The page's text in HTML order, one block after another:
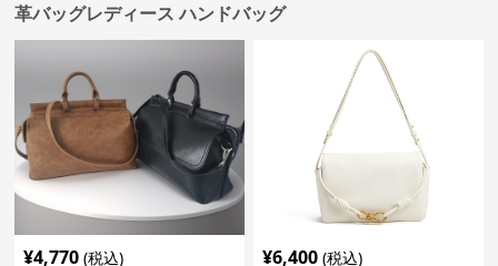
革バッグレディース ハンドバッグ
¥4,770 (税込) ¥6,400 (税込)